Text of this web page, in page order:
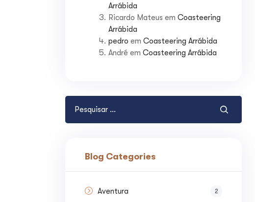
Arrábida
Ricardo Mateus em Coasteering
Arrábida
pedro em Coasteering Arrábida
André em Coasteering Arrábida
por:
Blog Categories
Aventura 2